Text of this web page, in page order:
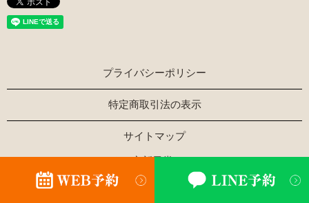
プライバシーポリシー
特定商取引法の表示
サイトマップ
Copyright © ほぐし家新風堂 All Rights Reserved.
【掲載の記事・写真・イラストなどの無断複写・転載を禁じ